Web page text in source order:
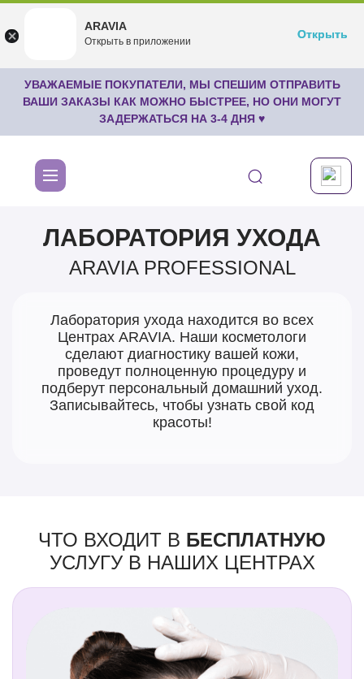
undefined
Бесплатноru.aravia.new
Открыть
УВАЖАЕМЫЕ ПОКУПАТЕЛИ, МЫ СПЕШИМ ОТПРАВИТЬ
ВАШИ ЗАКАЗЫ КАК МОЖНО БЫСТРЕЕ, НО ОНИ МОГУТ
ЗАДЕРЖАТЬСЯ НА 3-4 ДНЯ ♥
ЛАБОРАТОРИЯ УХОДА
ARAVIA PROFESSIONAL
Лаборатория ухода находится во всех
Центрах ARAVIA. Наши косметологи
сделают диагностику вашей кожи,
проведут полноценную процедуру и
подберут персональный домашний уход.
Записывайтесь, чтобы узнать свой код
красоты!
ЧТО ВХОДИТ В БЕСПЛАТНУЮ
УСЛУГУ В НАШИХ ЦЕНТРАХ
ARAVIA
Открыть в приложении
Открыть